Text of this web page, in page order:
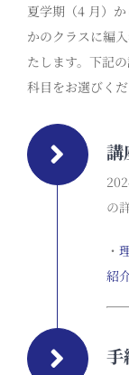
夏学期（4 月）か
かのクラスに編
たします。 下記
科目をお選びくだ
講
の
・
紹
手